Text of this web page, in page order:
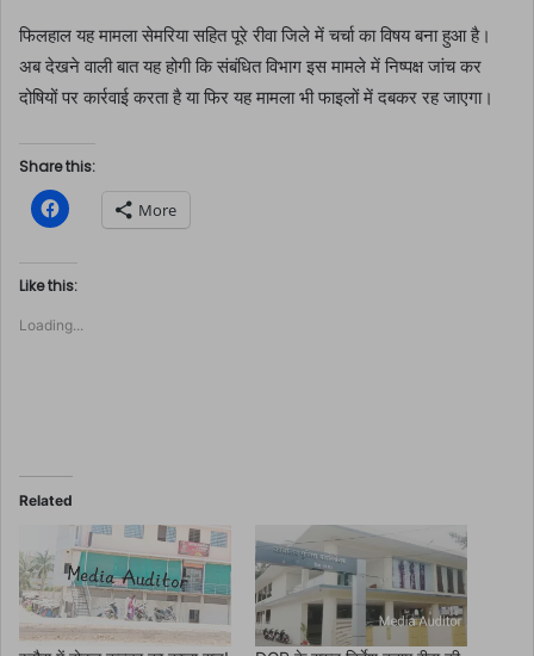
फिलहाल यह मामला सेमरिया सहित पूरे रीवा जिले में चर्चा का विषय बना हुआ है।
अब देखने वाली बात यह होगी कि संबंधित विभाग इस मामले में निष्पक्ष जांच कर
दोषियों पर कार्रवाई करता है या फिर यह मामला भी फाइलों में दबकर रह जाएगा।
Share this:
C
l
k
t
o
h
b
o
O
p
e
n
s
i
More
Like this:
Loading...
Related